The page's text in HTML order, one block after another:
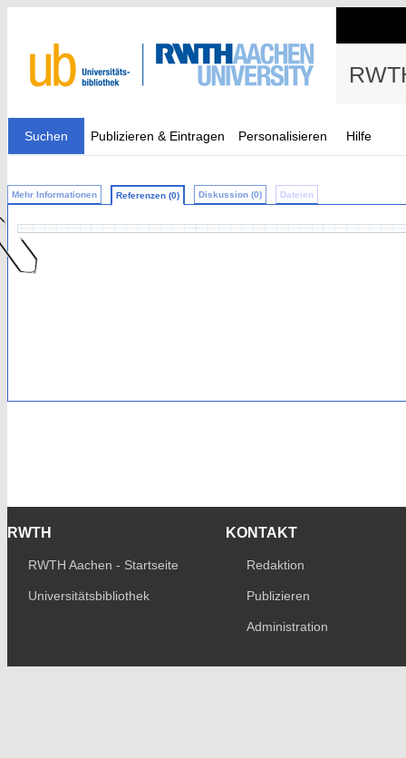
Suchen Publizieren & Eintragen Personalisieren Hilfe
Mehr Informationen Referenzen (0) Diskussion (0) Dateien
RWTH
RWTH Aachen - Startseite
Universitätsbibliothek
KONTAKT
Redaktion
Publizieren
Administration